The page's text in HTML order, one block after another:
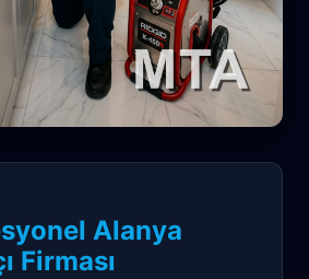
Tesisatçı
Alanya
Firması